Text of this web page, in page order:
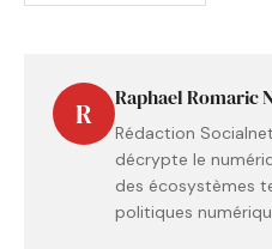
R Raphael Romaric
Rédaction
décrypte le
des écosystèmes
politiques